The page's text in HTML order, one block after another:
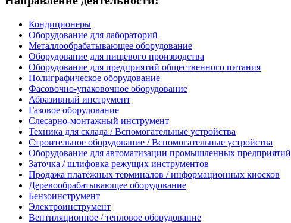
Кондиционеры
Оборудование для лабораторий
Металлообрабатывающее оборудование
Оборудование для пищевого производства
Оборудование для предприятий общественного питания
Полиграфическое оборудование
Фасовочно-упаковочное оборудование
Абразивный инструмент
Газовое оборудование
Слесарно-монтажный инструмент
Техника для склада / Вспомогательные устройства
Строительное оборудование / Вспомогательные устройства
Оборудование для автоматизации промышленных предприятий
Заточка / шлифовка режущих инструментов
Продажа платёжных терминалов / информационных киосков
Деревообрабатывающее оборудование
Бензоинструмент
Электроинструмент
Вентиляционное / тепловое оборудование